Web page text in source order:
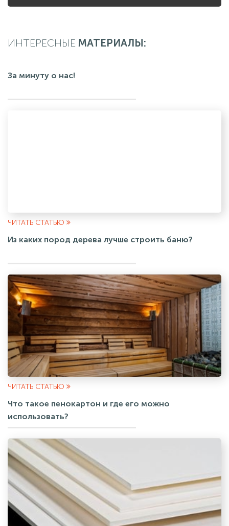
ИНТЕРЕСНЫЕ МАТЕРИАЛЫ:
За минуту о нас!
ЧИТАТЬ СТАТЬЮ
Из каких пород дерева лучше строить баню?
ЧИТАТЬ СТАТЬЮ
Что такое пенокартон и где его можно
использовать?